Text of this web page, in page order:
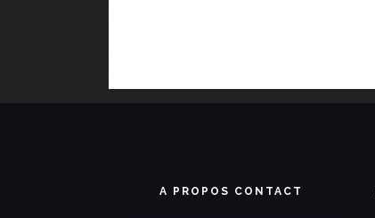
A PROPOS CONTACT